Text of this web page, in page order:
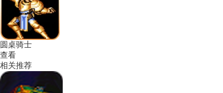
圆桌骑士
查看
相关推荐